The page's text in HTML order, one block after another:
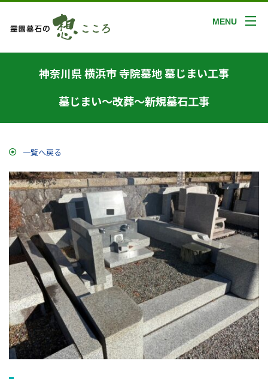
MENU
神奈川県 横浜市 寺院墓地 墓じまい工事
墓じまい～改葬～新規墓石工事
一覧へ戻る